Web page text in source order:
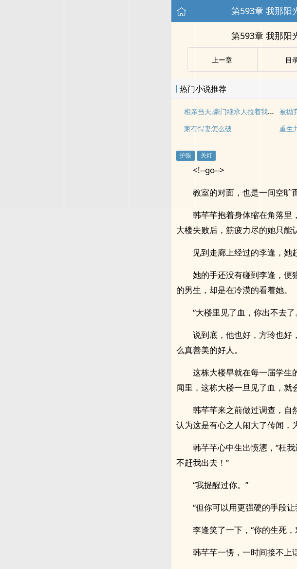
第593章 我那阳
第593章 我那阳
上ー章 目
热门小说推荐
相亲当天,豪门继承人拉着我领证海彤战胤 被抛
家有悍妻怎么破
重生
<!--go-->
教室的对面，也是一间空旷
韩芊芊抱着身体缩在角落里
大楼失败后，筋疲力尽的她只能
见到走廊上经过的李逢，她
她的手还没有碰到李逢，便
的男生，却是在冷漠的看着她。
“大楼里见了血，你出不去了
说到底，他也好，方玲也好
么真善美的好人。
这栋大楼早就在每一届学生
闻里，这栋大楼一旦见了血，就
韩芊芊来之前做过调查，自
认为这是有心之人闹大了传闻，
韩芊芊心中生出愤懑，“枉
不赶我出去！”
“我提醒过你。”
“但你可以用更强硬的手段让
李逢笑了一下，“你的生死
韩芊芊一愣，一时间接不上